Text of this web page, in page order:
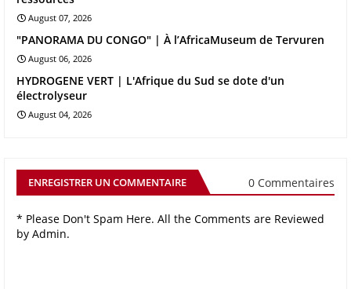
August 07, 2026
"PANORAMA DU CONGO" | À l’AfricaMuseum de Tervuren
August 06, 2026
HYDROGENE VERT | L'Afrique du Sud se dote d'un
électrolyseur
August 04, 2026
ENREGISTRER UN COMMENTAIRE 0 Commentaires
* Please Don't Spam Here. All the Comments are Reviewed
by Admin.